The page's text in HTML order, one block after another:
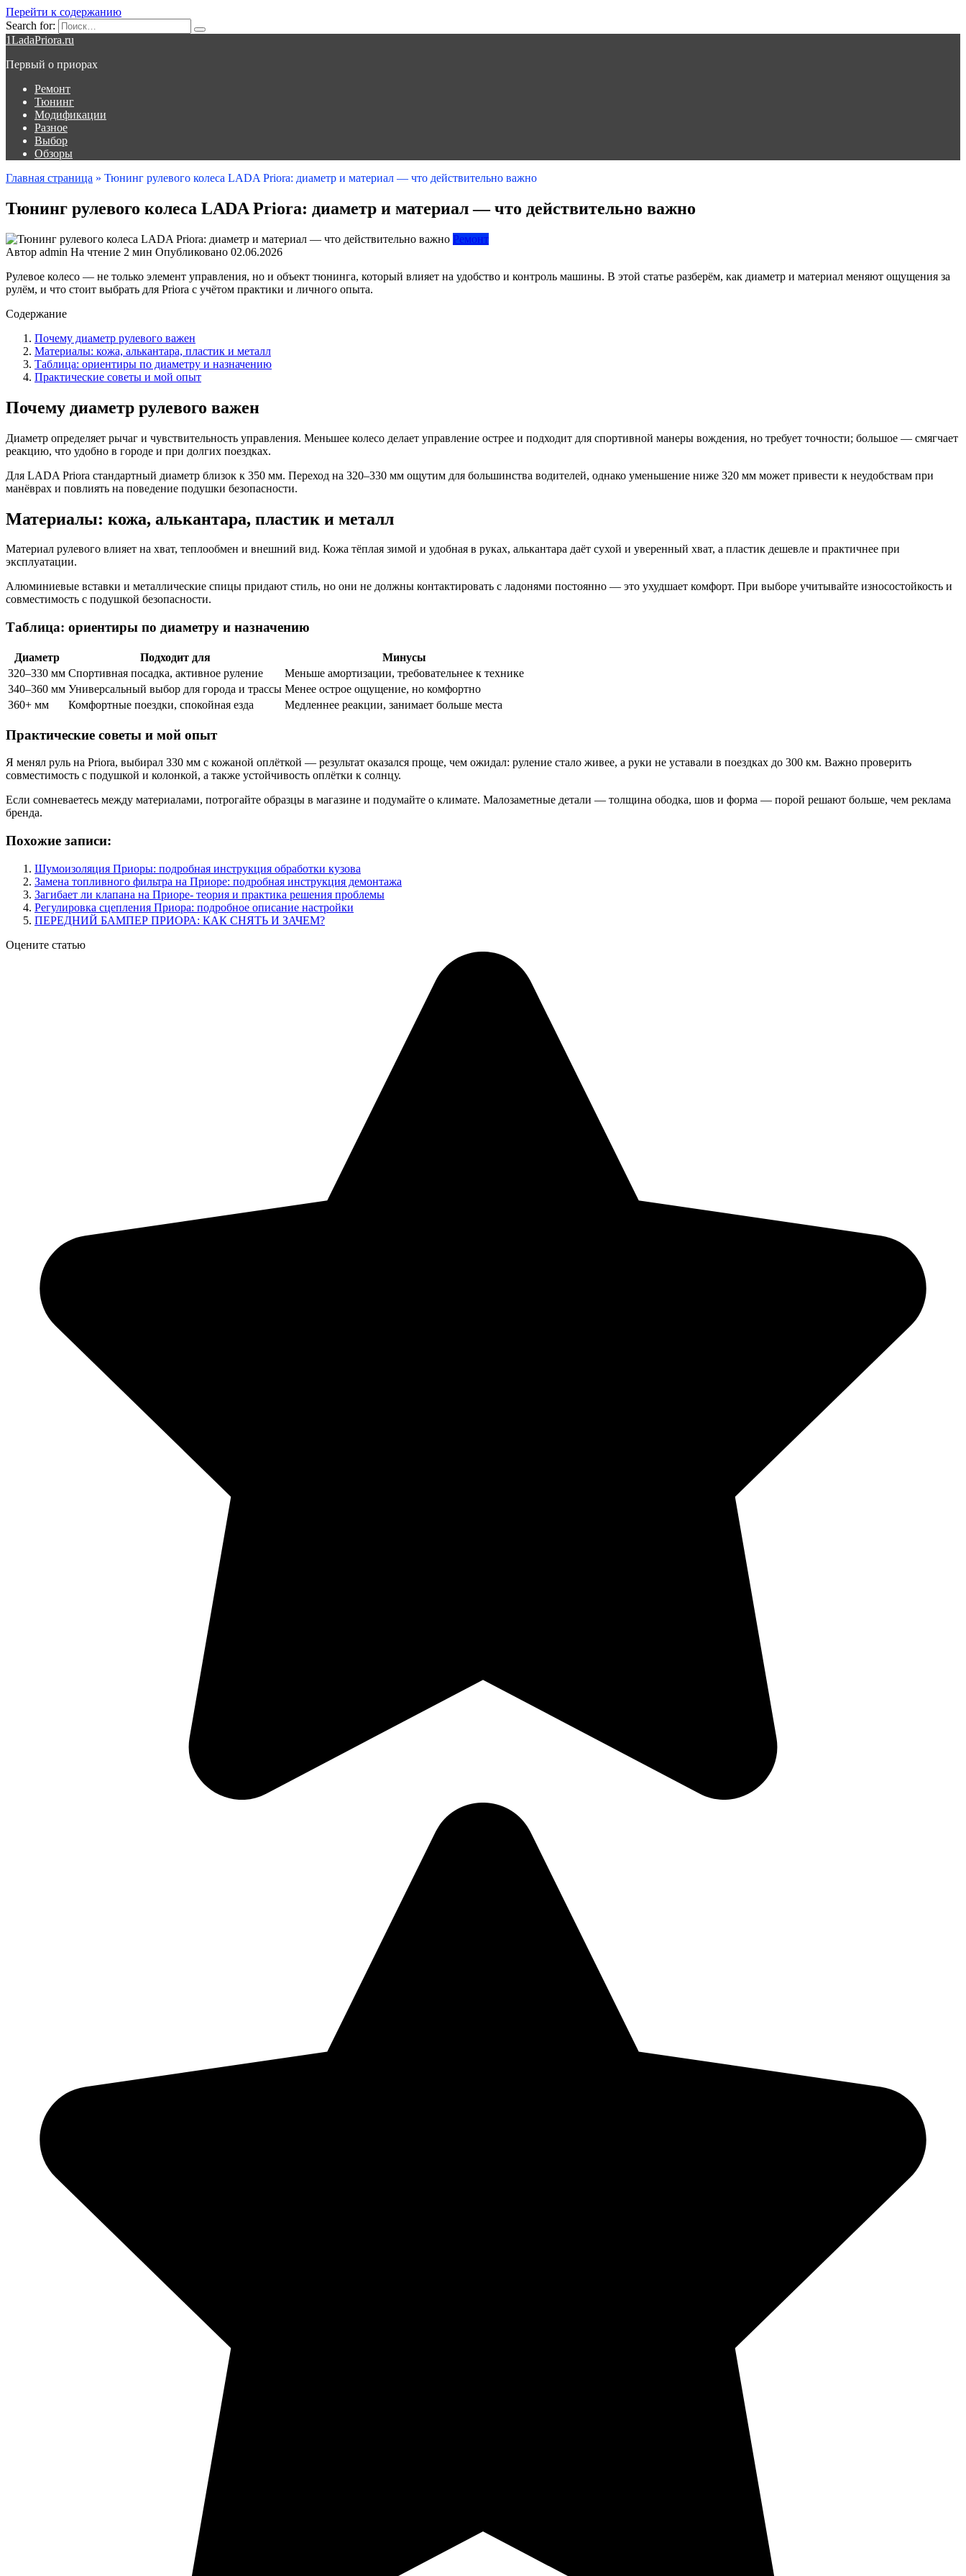
Перейти к содержанию
Search for:
1LadaPriora.ru
Первый о приорах
Ремонт
Тюнинг
Модификации
Разное
Выбор
Обзоры
Главная страница » Тюнинг рулевого колеса LADA Priora: диаметр и материал — что действительно важно
Тюнинг рулевого колеса LADA Priora: диаметр и материал — что действительно важно
Ремонт
Автор admin На чтение 2 мин Опубликовано 02.06.2026
Рулевое колесо — не только элемент управления, но и объект тюнинга, который влияет на удобство и контроль машины. В этой статье разберём, как диаметр и материал меняют ощущения за
рулём, и что стоит выбрать для Priora с учётом практики и личного опыта.
Содержание
Почему диаметр рулевого важен
Материалы: кожа, алькантара, пластик и металл
Таблица: ориентиры по диаметру и назначению
Практические советы и мой опыт
Почему диаметр рулевого важен
Диаметр определяет рычаг и чувствительность управления. Меньшее колесо делает управление острее и подходит для спортивной манеры вождения, но требует точности; большое — смягчает
реакцию, что удобно в городе и при долгих поездках.
Для LADA Priora стандартный диаметр близок к 350 мм. Переход на 320–330 мм ощутим для большинства водителей, однако уменьшение ниже 320 мм может привести к неудобствам при
манёврах и повлиять на поведение подушки безопасности.
Материалы: кожа, алькантара, пластик и металл
Материал рулевого влияет на хват, теплообмен и внешний вид. Кожа тёплая зимой и удобная в руках, алькантара даёт сухой и уверенный хват, а пластик дешевле и практичнее при
эксплуатации.
Алюминиевые вставки и металлические спицы придают стиль, но они не должны контактировать с ладонями постоянно — это ухудшает комфорт. При выборе учитывайте износостойкость и
совместимость с подушкой безопасности.
Таблица: ориентиры по диаметру и назначению
Диаметр Подходит для
Минусы
320–330 мм Спортивная посадка, активное руление
Меньше амортизации, требовательнее к технике
340–360 мм Универсальный выбор для города и трассы Менее острое ощущение, но комфортно
360+ мм
Комфортные поездки, спокойная езда Медленнее реакции, занимает больше места
Практические советы и мой опыт
Я менял руль на Priora, выбирал 330 мм с кожаной оплёткой — результат оказался проще, чем ожидал: руление стало живее, а руки не уставали в поездках до 300 км. Важно проверить
совместимость с подушкой и колонкой, а также устойчивость оплётки к солнцу.
Если сомневаетесь между материалами, потрогайте образцы в магазине и подумайте о климате. Малозаметные детали — толщина ободка, шов и форма — порой решают больше, чем реклама
бренда.
Похожие записи:
Шумоизоляция Приоры: подробная инструкция обработки кузова
Замена топливного фильтра на Приоре: подробная инструкция демонтажа
Загибает ли клапана на Приоре- теория и практика решения проблемы
Регулировка сцепления Приора: подробное описание настройки
ПЕРЕДНИЙ БАМПЕР ПРИОРА: КАК СНЯТЬ И ЗАЧЕМ?
Оцените статью